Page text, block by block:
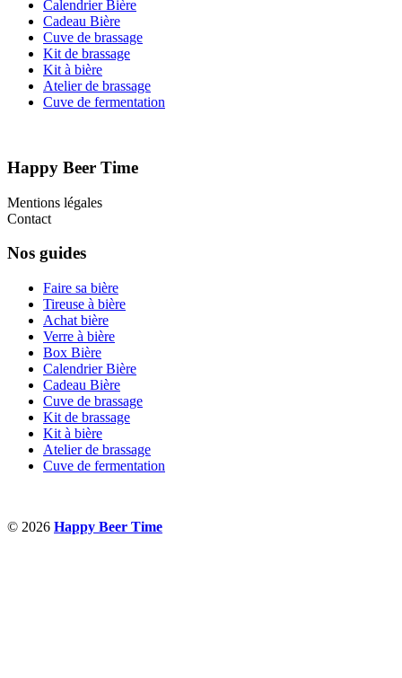
Calendrier Bière
Cadeau Bière
Cuve de brassage
Kit de brassage
Kit à bière
Atelier de brassage
Cuve de fermentation
Happy Beer Time
Mentions légales
Contact
Nos guides
Faire sa bière
Tireuse à bière
Achat bière
Verre à bière
Box Bière
Calendrier Bière
Cadeau Bière
Cuve de brassage
Kit de brassage
Kit à bière
Atelier de brassage
Cuve de fermentation
© 2026 Happy Beer Time